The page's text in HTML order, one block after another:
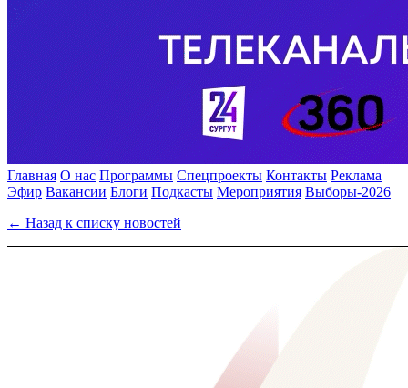
Главная О нас Программы Спецпроекты Контакты Реклама
Эфир Вакансии Блоги Подкасты Мероприятия Выборы-2026
← Назад к списку новостей